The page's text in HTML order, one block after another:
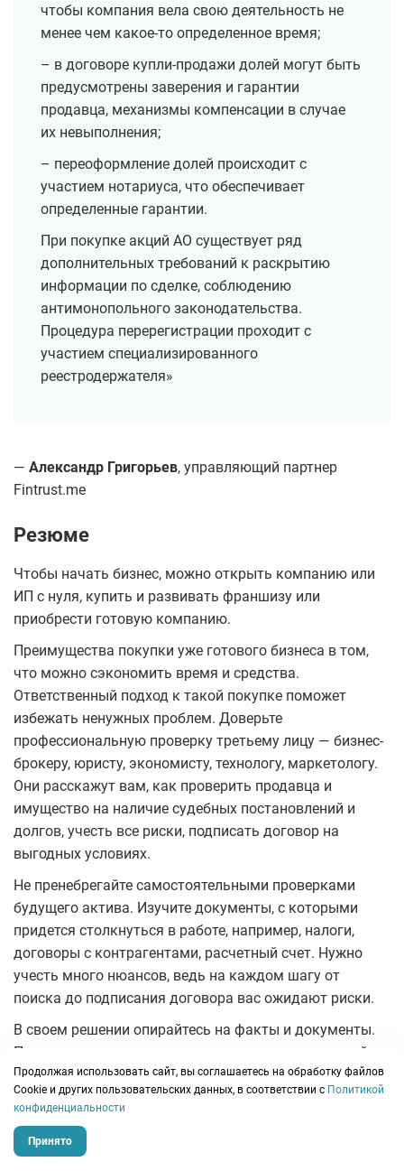
чтобы компания вела свою деятельность не
менее чем какое-то определенное время;
– в договоре купли-продажи долей могут быть
предусмотрены заверения и гарантии
продавца, механизмы компенсации в случае
их невыполнения;
– переоформление долей происходит с
участием нотариуса, что обеспечивает
определенные гарантии.
При покупке акций АО существует ряд
дополнительных требований к раскрытию
информации по сделке, соблюдению
антимонопольного законодательства.
Процедура перерегистрации проходит с
участием специализированного
реестродержателя»
— Александр Григорьев, управляющий партнер
Fintrust.me
Резюме
Чтобы начать бизнес, можно открыть компанию или
ИП с нуля, купить и развивать франшизу или
приобрести готовую компанию.
Преимущества покупки уже готового бизнеса в том,
что можно сэкономить время и средства.
Ответственный подход к такой покупке поможет
избежать ненужных проблем. Доверьте
профессиональную проверку третьему лицу — бизнес-
брокеру, юристу, экономисту, технологу, маркетологу.
Они расскажут вам, как проверить продавца и
имущество на наличие судебных постановлений и
долгов, учесть все риски, подписать договор на
выгодных условиях.
Не пренебрегайте самостоятельными проверками
будущего актива. Изучите документы, с которыми
придется столкнуться в работе, например, налоги,
договоры с контрагентами, расчетный счет. Нужно
учесть много нюансов, ведь на каждом шагу от
поиска до подписания договора вас ожидают риски.
В своем решении опирайтесь на факты и документы.
Помните, что продажа готового дела не может пройти
бесследно для самой компании — первое время
показатели могут оказаться чуть хуже. Но при
радовать нового владельца.
Продолжая использовать сайт, вы соглашаетесь на обработку файлов
Сookie и других пользовательских данных, в соответствии с Политикой
конфиденциальности
Принято